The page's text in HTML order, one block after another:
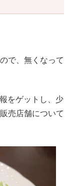
で、無くなって
をゲットし、少
売店舗について